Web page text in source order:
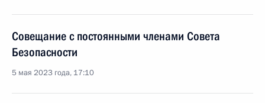
Совещание с постоянными членами Совета
Безопасности
5 мая 2023 года, 17:10